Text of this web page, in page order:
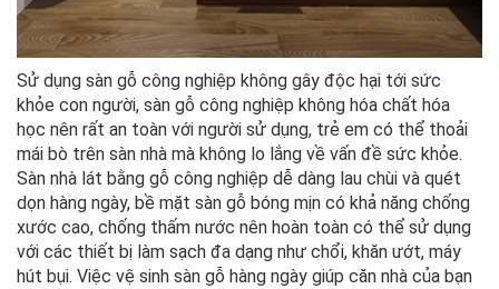
Sử dụng sàn gỗ công nghiệp không gây độc hại tới sức
khỏe con người, sàn gỗ công nghiệp không hóa chất hóa
học nên rất an toàn với người sử dụng, trẻ em có thể thoải
mái bò trên sàn nhà mà không lo lắng về vấn đề sức khỏe.
Sàn nhà lát bằng gỗ công nghiệp dễ dàng lau chùi và quét
dọn hàng ngày, bề mặt sàn gỗ bóng mịn có khả năng chống
xước cao, chống thấm nước nên hoàn toàn có thể sử dụng
với các thiết bị làm sạch đa dạng như chổi, khăn ướt, máy
hút bụi. Việc vệ sinh sàn gỗ hàng ngày giúp căn nhà của bạn